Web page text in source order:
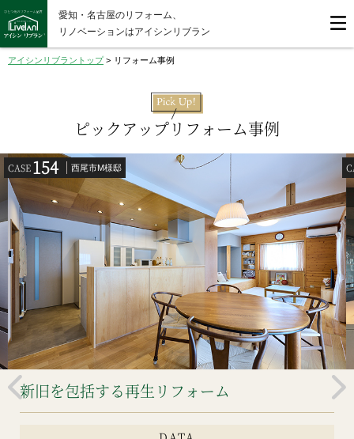
愛知・名古屋のリフォーム、
リノベーションはアイシンリブラン
アイシンリブラントップ> リフォーム事例
ピックアップリフォーム事例
CASE154 西尾市M様邸
新旧を包括する再生リフォーム